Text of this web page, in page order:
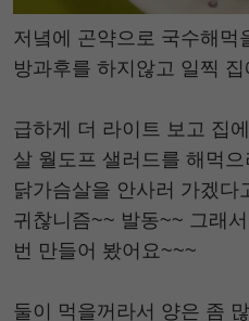
저녘에 곤약으로 국수해먹
방과후를 하지않고 일찍
급하게 더 라이트 보고 집
살 월도프 샐러드를 해먹
닭가슴살을 안사러 가겠다
귀찮니즘~~ 발동~~ 그래
번 만들어 봤어요~~~
둘이 먹을꺼라서 양은 좀